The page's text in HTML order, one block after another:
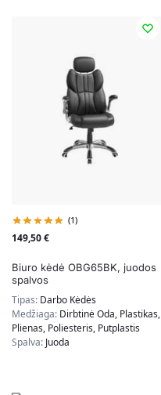
(1)
149,50€
Biuro kėdė OBG65BK, juodos
spalvos
Tipas: Darbo Kėdės
Medžiaga: Dirbtinė Oda, Plastikas,
Plienas, Poliesteris, Putplastis
Spalva: Juoda